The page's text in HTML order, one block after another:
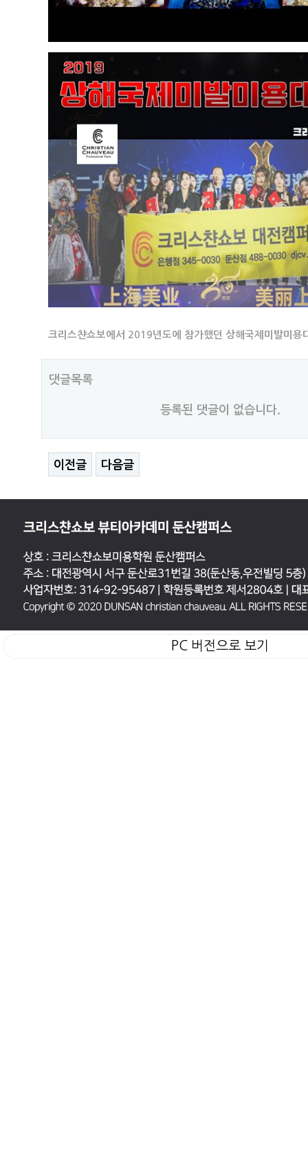
크리스챤쇼보에서 2019년도에 참가했던 상해국제미발미용
댓글목록
등록된 댓글이 없습니다.
이전글 다음글
PC 버전으로 보기